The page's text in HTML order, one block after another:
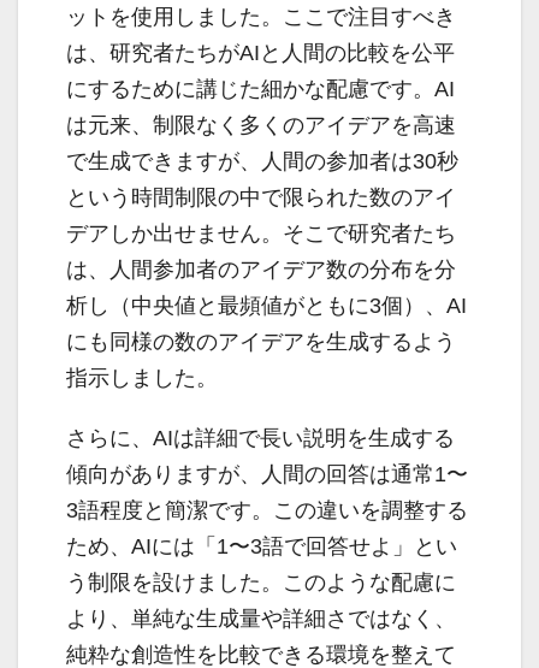
ットを使用しました。ここで注目すべき
は、研究者たちがAIと人間の比較を公平
にするために講じた細かな配慮です。AI
は元来、制限なく多くのアイデアを高速
で生成できますが、人間の参加者は30秒
という時間制限の中で限られた数のアイ
デアしか出せません。そこで研究者たち
は、人間参加者のアイデア数の分布を分
析し（中央値と最頻値がともに3個）、AI
にも同様の数のアイデアを生成するよう
指示しました。
さらに、AIは詳細で長い説明を生成する
傾向がありますが、人間の回答は通常1〜
3語程度と簡潔です。この違いを調整する
ため、AIには「1〜3語で回答せよ」とい
う制限を設けました。このような配慮に
より、単純な生成量や詳細さではなく、
純粋な創造性を比較できる環境を整えて